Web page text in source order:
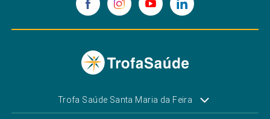
Trofa Saúde Santa Maria da Feira